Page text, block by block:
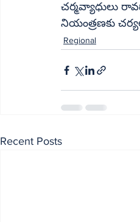
చర్మవ్యాధులు
నియంత్రణకు
Regional
Recent Posts